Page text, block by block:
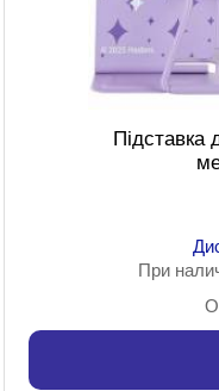
Підставка
При